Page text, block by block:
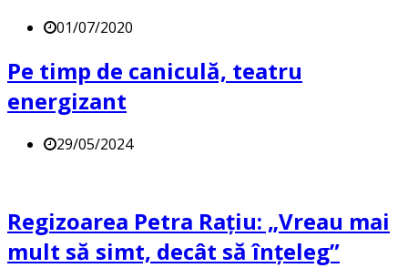
01/07/2020
Pe timp de caniculă, teatru
energizant
29/05/2024
Regizoarea Petra Rațiu: „Vreau mai
mult să simt, decât să înțeleg”